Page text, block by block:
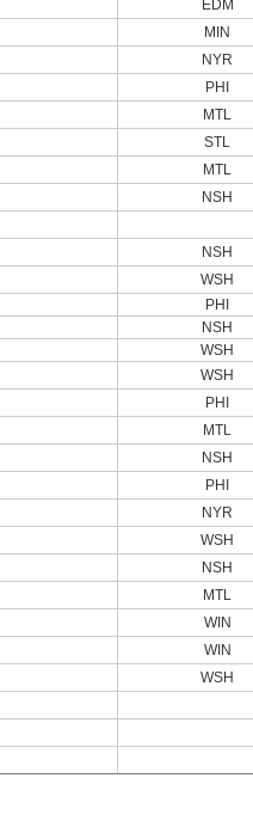
EDM
MIN
NYR
PHI
MTL
STL
MTL
NSH
NSH
WSH
PHI
NSH
WSH
WSH
PHI
MTL
NSH
PHI
NYR
WSH
NSH
MTL
WIN
WIN
WSH